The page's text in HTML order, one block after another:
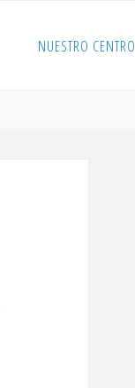
NUESTRO CENTRO